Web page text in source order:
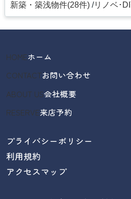
新築・築浅物件(28件) リノベ･
HOMEホーム
CONTACTお問い合わせ
ABOUT US会社概要
RESERVE来店予約
プライバシーポリシー
利用規約
アクセスマップ